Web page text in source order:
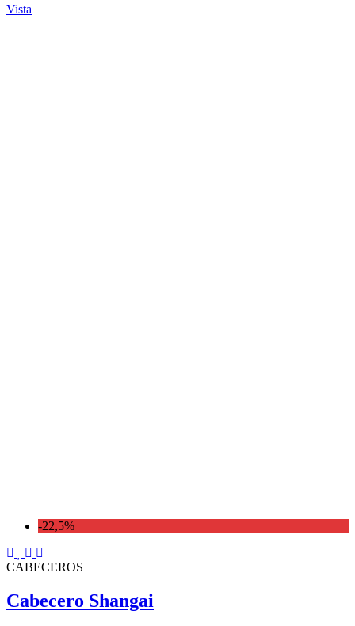
Vista
-22,5%
CABECEROS
Cabecero Shangai